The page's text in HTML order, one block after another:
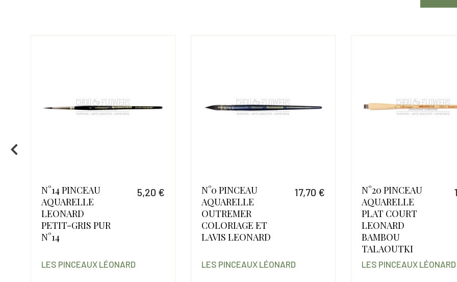
Prix de base
N°14 PINCEAU
AQUARELLE
LEONARD
PETIT-GRIS PUR
N°14
5,20 €
LES PINCEAUX LÉONARD
N°0 PINCEAU
AQUARELLE
OUTREMER
COLORIAGE ET
LAVIS LEONARD
17,70 €
LES PINCEAUX LÉONARD
N°20 PINCEAU
AQUARELLE
PLAT COURT
LEONARD
BAMBOU
TALAOUTKI
LES PINCEAUX LÉONARD